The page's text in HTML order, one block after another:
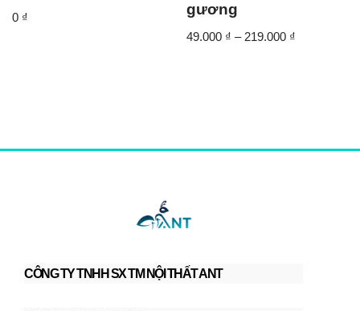
0 ₫
gương
49.000 ₫ – 219.000 ₫
CÔNG TY TNHH SX TM NỘI THẤT ANT